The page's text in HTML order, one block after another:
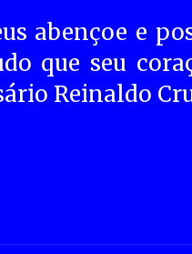
abençoe e
que seu
Reinaldo